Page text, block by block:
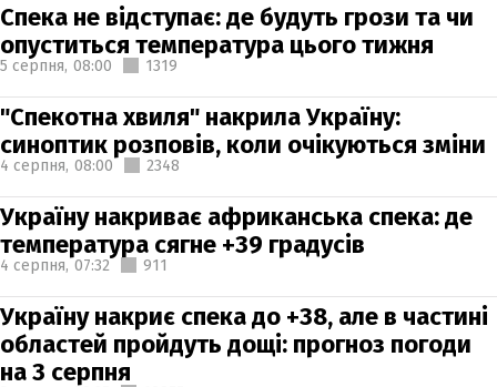
Спека не відступає: де будуть грози та чи
опуститься температура цього тижня
5 серпня, 08:00 1319
"Спекотна хвиля" накрила Україну:
синоптик розповів, коли очікуються зміни
4 серпня, 08:00 2348
Україну накриває африканська спека: де
температура сягне +39 градусів
4 серпня, 07:32 911
Україну накриє спека до +38, але в частині
областей пройдуть дощі: прогноз погоди
на 3 серпня